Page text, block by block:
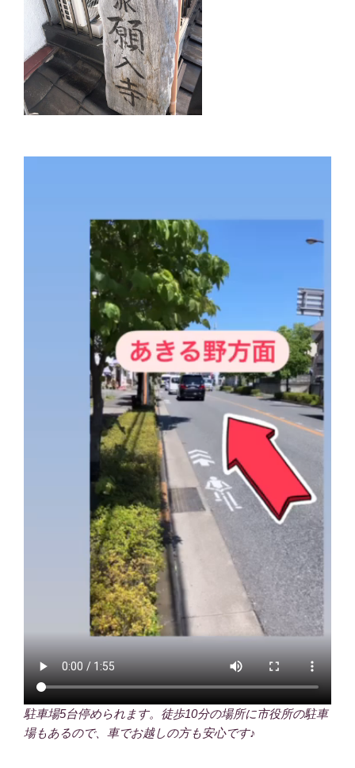
駐車場5台停められます。徒歩10分の場所に市役所の駐車
場もあるので、車でお越しの方も安心です♪